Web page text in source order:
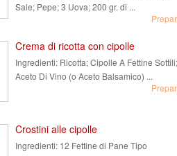
Sale; Pepe; 3 Uova; 200 gr. di ...
Crema di ricotta con cipolle
Ingredienti: Ricotta; Cipolle A Fettine Sottili;
Aceto Di Vino (o Aceto Balsamico) ...
Crostini alle cipolle
Ingredienti: 12 Fettine di Pane Tipo